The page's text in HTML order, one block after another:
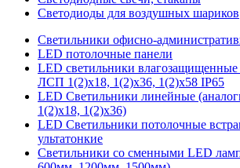
Светодиоды для воздушных шариков
Светильники офисно-
LED потолочные панели
LED светильники
ЛСП 1(2)х18, 1(2)х36, 1(2)х58 IP65
LED Светильники линейные
1(2)х18, 1(2)х36)
LED Светильники потолочные
ультатонкие
Светильники со сменными LED